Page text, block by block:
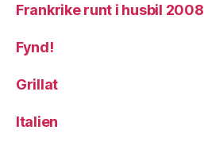
Frankrike runt i husbil 2008
Fynd!
Grillat
Italien